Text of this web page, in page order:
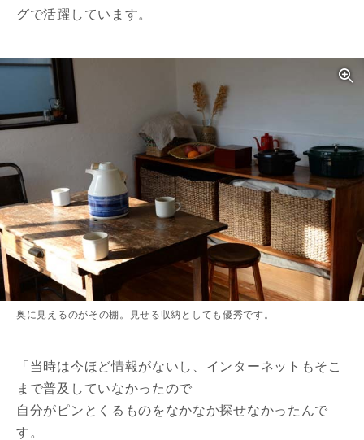
グで活躍しています。
奥に見えるのがその棚。見せる収納としても優秀です。
「当時は今ほど情報がないし、インターネットもそこ
まで普及していなかったので
自分がピンとくるものをなかなか探せなかったんで
す。